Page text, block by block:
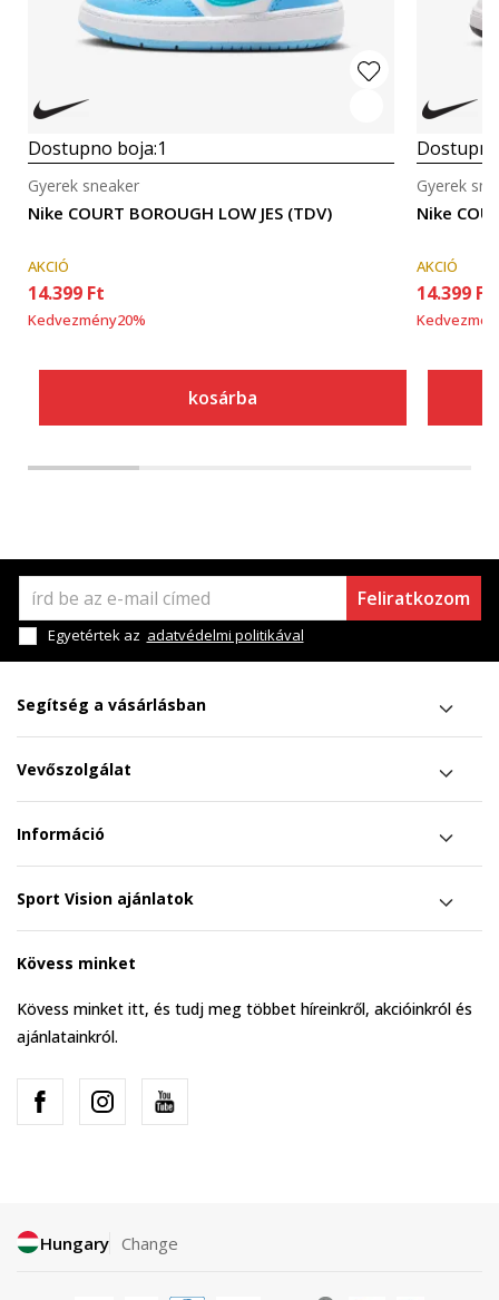
Dostupno boja:1
Nike COURT BOROUGH LOW JES (TDV)
Gyerek sneaker
AKCIÓ
14.399 Ft
Kedvezmény20%
kosárba
Nike
Gyerek
AKCIÓ
14.399 Ft
Feliratkozom
Egyetértek az adatvédelmi politikával
Segítség a vásárlásban
Vevőszolgálat
Információ
Sport Vision ajánlatok
Kövess minket
Kövess minket itt, és tudj meg többet híreinkről, akcióinkról és
ajánlatainkról.
Hungary Change